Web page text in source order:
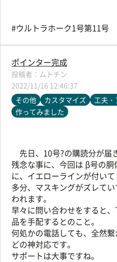
#ウルトラホーク1号第11号
ポインター完成
ムトチン
2022/11/16 12:46:37
その他 カスタマイズ 工夫・
作ってみました
先日、10号?の購読分が届
残念な事に、今回は β号の
に、イエローラインが付いて
多分、マスキングがズレて
われます。
早々に問い合わせをすると
品を手配するとのこと。
何処かの電話しても、全然
どの神対応です。
サポートは大事ですね。